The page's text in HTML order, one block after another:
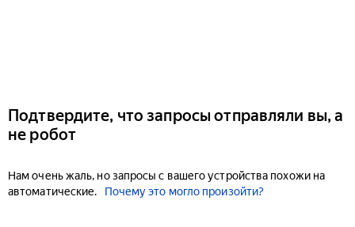
Подтвердите, что запросы отправляли вы, а
не робот
Нам очень жаль, но запросы с вашего устройства похожи на
автоматические.
Почему это могло произойти?